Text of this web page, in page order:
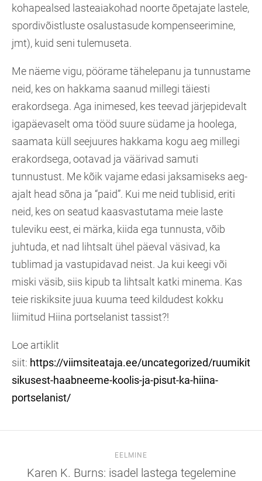
kohapealsed lasteaiakohad noorte õpetajate lastele,
spordivõistluste osalustasude kompenseerimine,
jmt), kuid seni tulemuseta.
Me näeme vigu, pöörame tähelepanu ja tunnustame
neid, kes on hakkama saanud millegi täiesti
erakordsega. Aga inimesed, kes teevad järjepidevalt
igapäevaselt oma tööd suure südame ja hoolega,
saamata küll seejuures hakkama kogu aeg millegi
erakordsega, ootavad ja väärivad samuti
tunnustust. Me kõik vajame edasi jaksamiseks aeg-
ajalt head sõna ja “paid”. Kui me neid tublisid, eriti
neid, kes on seatud kaasvastutama meie laste
tuleviku eest, ei märka, kiida ega tunnusta, võib
juhtuda, et nad lihtsalt ühel päeval väsivad, ka
tublimad ja vastupidavad neist. Ja kui keegi või
miski väsib, siis kipub ta lihtsalt katki minema. Kas
teie riskiksite juua kuuma teed kildudest kokku
liimitud Hiina portselanist tassist?!
Loe artiklit
siit: https://viimsiteataja.ee/uncategorized/ruumikit
sikusest-haabneeme-koolis-ja-pisut-ka-hiina-
portselanist/
EELMINE
Karen K. Burns: isadel lastega tegelemine